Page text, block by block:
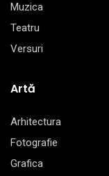
Muzica
Teatru
Versuri
Artă
Arhitectura
Fotografie
Grafica